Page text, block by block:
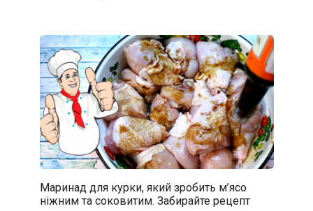
Маринад для курки, який зробить м’ясо
ніжним та соковитим. Забирайте рецепт